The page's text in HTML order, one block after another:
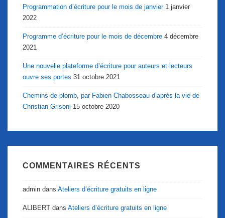
Programmation d’écriture pour le mois de janvier 1 janvier
2022
Programme d’écriture pour le mois de décembre 4 décembre
2021
Une nouvelle plateforme d’écriture pour auteurs et lecteurs
ouvre ses portes 31 octobre 2021
Chemins de plomb, par Fabien Chabosseau d’après la vie de
Christian Grisoni 15 octobre 2020
COMMENTAIRES RÉCENTS
admin dans Ateliers d’écriture gratuits en ligne
ALIBERT dans Ateliers d’écriture gratuits en ligne